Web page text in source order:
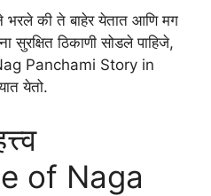
भरले की ते बाहेर येतात आणि मग
सुरक्षित ठिकाणी सोडले पाहिजे,
(Nag Panchami Story in
येतो.
of Naga